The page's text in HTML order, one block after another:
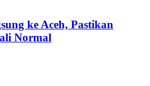
ke Aceh, Pastikan
Normal